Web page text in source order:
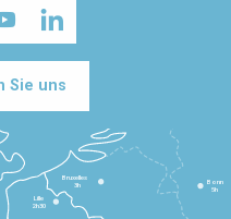
Sie uns
Lille
2h30
Bruxelles
3h
Bonn
5h